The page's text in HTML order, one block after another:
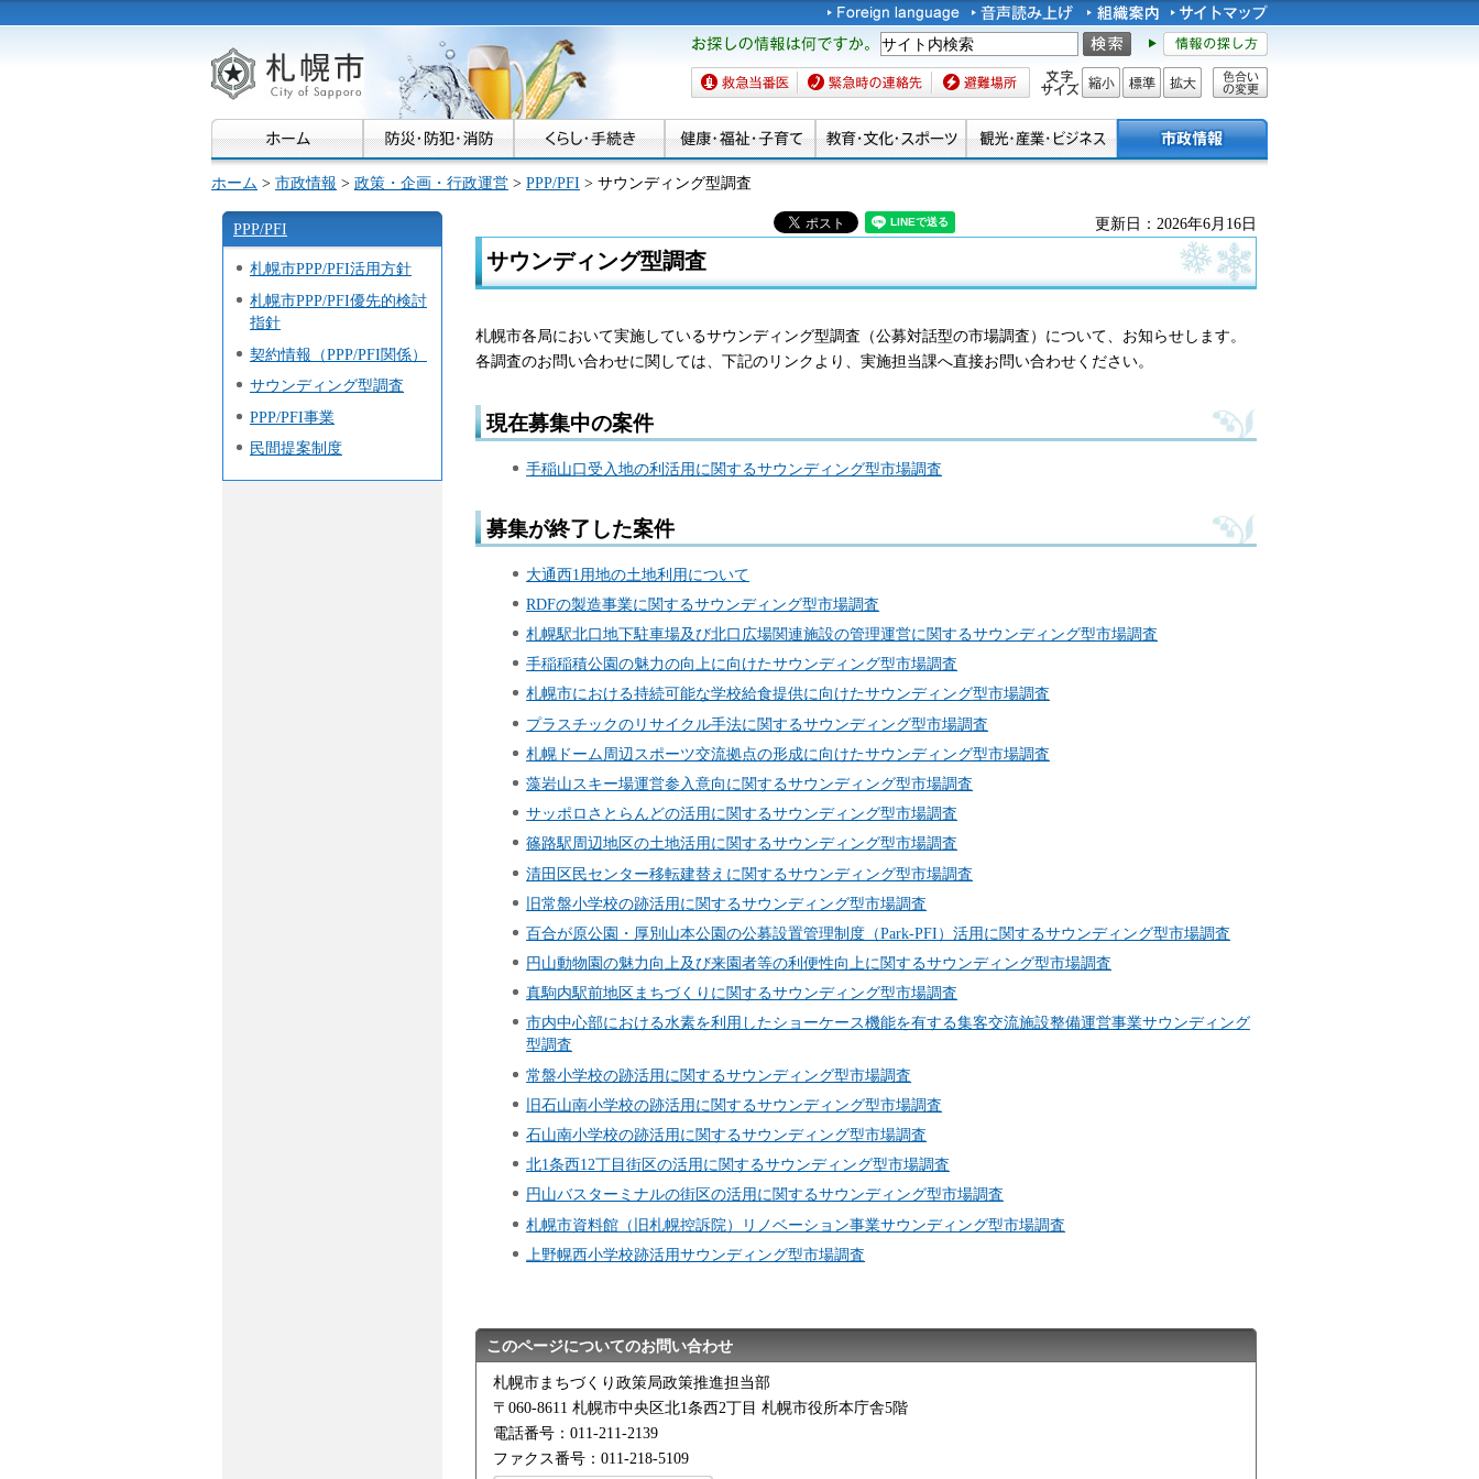
札幌市
お探しの情報は何です
か。
救急当番医 緊急時の連絡先 避難場所 文字サイズ
縮小 標準 拡大
色合い
ホーム > 市政情報 > 政策・企画・行政運営 > PPP/PFI > サウンディング型調査
PPP/PFI
札幌市PPP/PFI活用方針
札幌市PPP/PFI優先的検討
指針
契約情報（PPP/PFI関係）
サウンディング型調査
PPP/PFI事業
民間提案制度
更新日：2026年6月16日
サウンディング型調査
札幌市各局において実施しているサウンディング型調査（公募対話型の市場調査）について、お知らせします。
各調査のお問い合わせに関しては、下記のリンクより、実施担当課へ直接お問い合わせください。
現在募集中の案件
手稲山口受入地の利活用に関するサウンディング型市場調査
募集が終了した案件
大通西1用地の土地利用について
RDFの製造事業に関するサウンディング型市場調査
札幌駅北口地下駐車場及び北口広場関連施設の管理運営に関するサウンディング型市場調査
手稲稲積公園の魅力の向上に向けたサウンディング型市場調査
札幌市における持続可能な学校給食提供に向けたサウンディング型市場調査
プラスチックのリサイクル手法に関するサウンディング型市場調査
札幌ドーム周辺スポーツ交流拠点の形成に向けたサウンディング型市場調査
藻岩山スキー場運営参入意向に関するサウンディング型市場調査
サッポロさとらんどの活用に関するサウンディング型市場調査
篠路駅周辺地区の土地活用に関するサウンディング型市場調査
清田区民センター移転建替えに関するサウンディング型市場調査
旧常盤小学校の跡活用に関するサウンディング型市場調査
百合が原公園・厚別山本公園の公募設置管理制度（Park-PFI）活用に関するサウンディング型市場調査
円山動物園の魅力向上及び来園者等の利便性向上に関するサウンディング型市場調査
真駒内駅前地区まちづくりに関するサウンディング型市場調査
市内中心部における水素を利用したショーケース機能を有する集客交流施設整備運営事業サウンディング
型調査
常盤小学校の跡活用に関するサウンディング型市場調査
旧石山南小学校の跡活用に関するサウンディング型市場調査
石山南小学校の跡活用に関するサウンディング型市場調査
北1条西12丁目街区の活用に関するサウンディング型市場調査
円山バスターミナルの街区の活用に関するサウンディング型市場調査
札幌市資料館（旧札幌控訴院）リノベーション事業サウンディング型市場調査
上野幌西小学校跡活用サウンディング型市場調査
このページについてのお問い合わせ
札幌市まちづくり政策局政策推進担当部
〒060-8611 札幌市中央区北1条西2丁目 札幌市役所本庁舎5階
電話番号：011-211-2139
ファクス番号：011-218-5109